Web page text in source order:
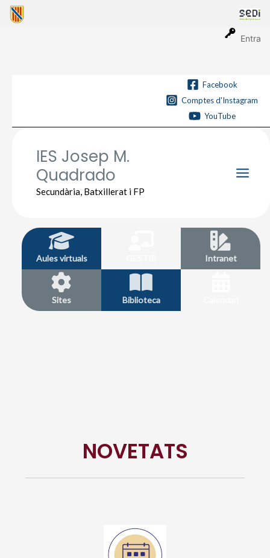
Entra
Vés
Facebook
Comptes d'Instagram
YouTube
IES Josep M.
Quadrado
Secundària, Batxillerat i FP
Aules virtuals Intranet
Sites Biblioteca
NOVETATS